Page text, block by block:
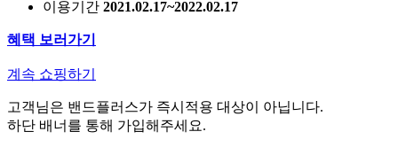
이용기간 2021.02.17~2022.02.17
혜택 보러가기
계속 쇼핑하기
고객님은 밴드플러스가 즉시적용 대상이 아닙니다.
하단 배너를 통해 가입해주세요.